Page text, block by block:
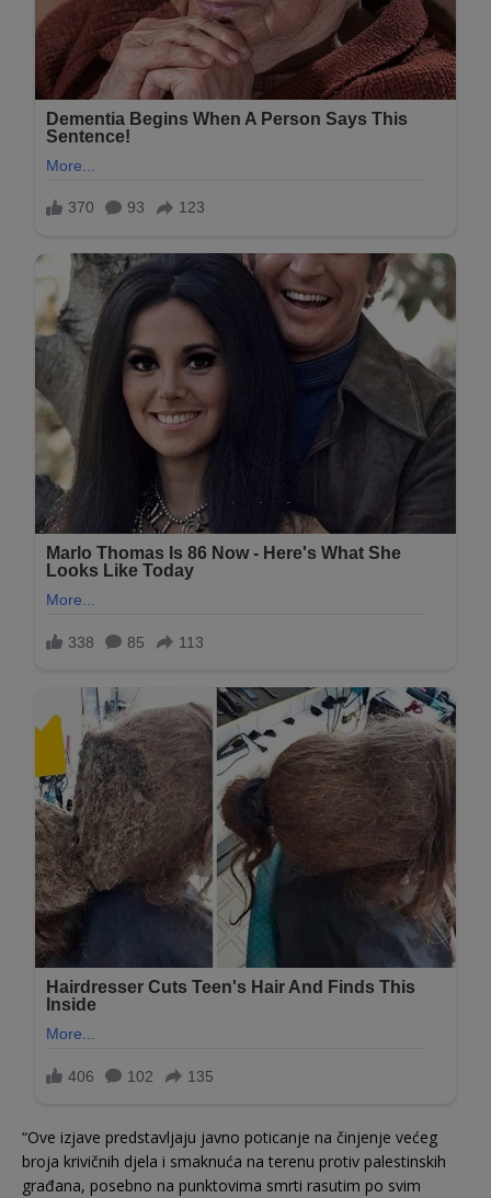
“Ove izjave predstavljaju javno poticanje na činjenje većeg
broja krivičnih djela i smaknuća na terenu protiv palestinskih
građana, posebno na punktovima smrti rasutim po svim